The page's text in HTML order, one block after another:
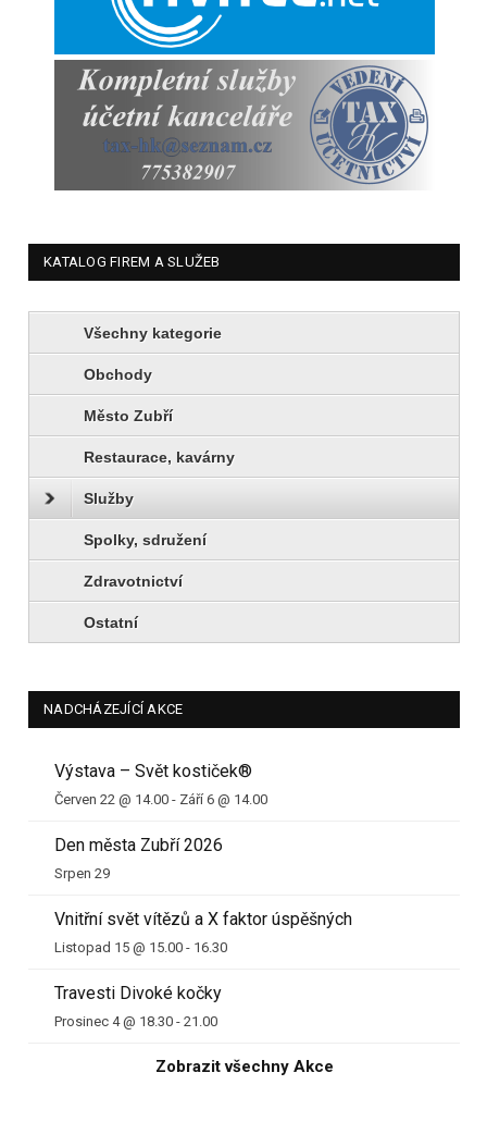
KATALOG FIREM A SLUŽEB
Všechny kategorie
Obchody
Město Zubří
Restaurace, kavárny
Služby
Spolky, sdružení
Zdravotnictví
Ostatní
NADCHÁZEJÍCÍ AKCE
Výstava – Svět kostiček®
Červen 22 @ 14.00 - Září 6 @ 14.00
Den města Zubří 2026
Srpen 29
Vnitřní svět vítězů a X faktor úspěšných
Listopad 15 @ 15.00 - 16.30
Travesti Divoké kočky
Prosinec 4 @ 18.30 - 21.00
Zobrazit všechny Akce